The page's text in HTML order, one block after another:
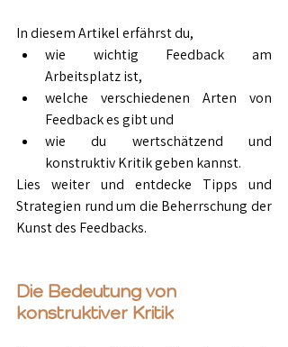
In diesem Artikel erfährst du,
wie wichtig Feedback am
Arbeitsplatz ist,
welche verschiedenen Arten von
Feedback es gibt und
wie du wertschätzend und
konstruktiv Kritik geben kannst.
Lies weiter und entdecke Tipps und
Strategien rund um die Beherrschung der
Kunst des Feedbacks.
Die Bedeutung von
konstruktiver Kritik